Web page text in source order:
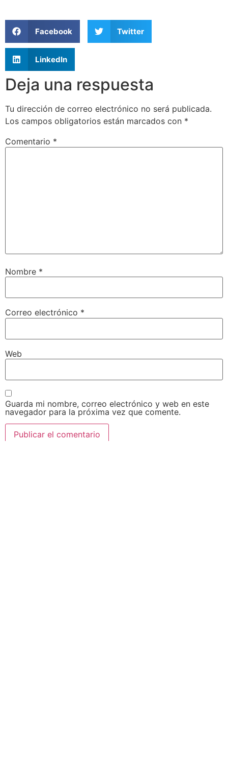
Facebook Twitter
LinkedIn
Deja una respuesta
Tu dirección de correo electrónico no será publicada.
Los campos obligatorios están marcados con *
Comentario *
Nombre *
Correo electrónico *
Web
Guarda mi nombre, correo electrónico y web en este
navegador para la próxima vez que comente.